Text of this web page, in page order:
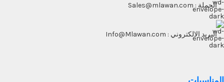
الجملة : Sales@mlawan.com
البريد الالكتروني : Info@Mlawan.com